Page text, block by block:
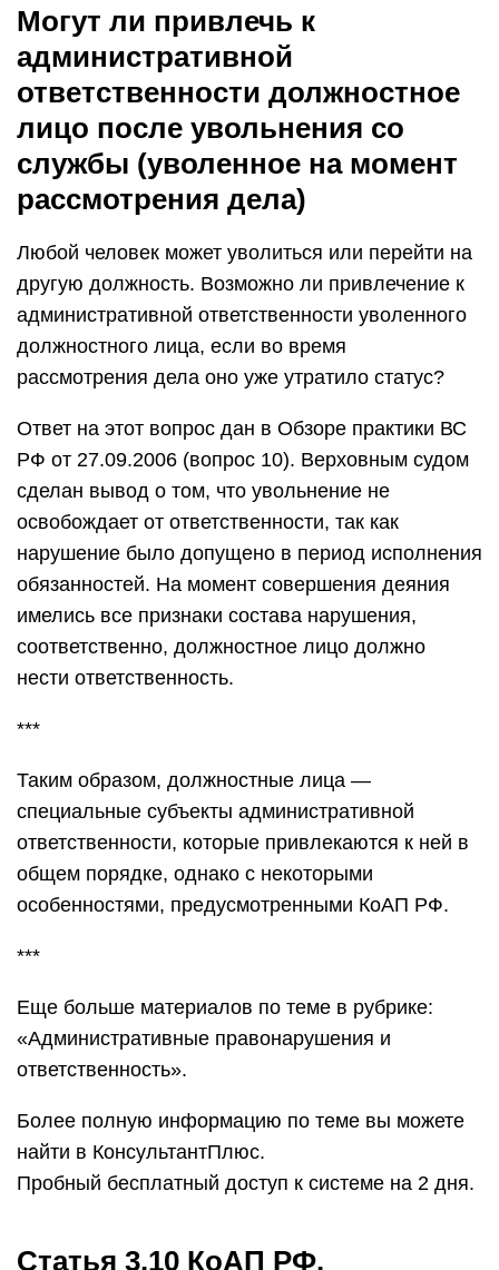
Могут ли привлечь к
административной
ответственности должностное
лицо после увольнения со
службы (уволенное на момент
рассмотрения дела)
Любой человек может уволиться или перейти на
другую должность. Возможно ли привлечение к
административной ответственности уволенного
должностного лица, если во время
рассмотрения дела оно уже утратило статус?
Ответ на этот вопрос дан в Обзоре практики ВС
РФ от 27.09.2006 (вопрос 10). Верховным судом
сделан вывод о том, что увольнение не
освобождает от ответственности, так как
нарушение было допущено в период исполнения
обязанностей. На момент совершения деяния
имелись все признаки состава нарушения,
соответственно, должностное лицо должно
нести ответственность.
***
Таким образом, должностные лица —
специальные субъекты административной
ответственности, которые привлекаются к ней в
общем порядке, однако с некоторыми
особенностями, предусмотренными КоАП РФ.
***
Еще больше материалов по теме в рубрике:
«Административные правонарушения и
ответственность».
Более полную информацию по теме вы можете
найти в КонсультантПлюс.
Пробный бесплатный доступ к системе на 2 дня.
Статья 3.10 КоАП РФ.